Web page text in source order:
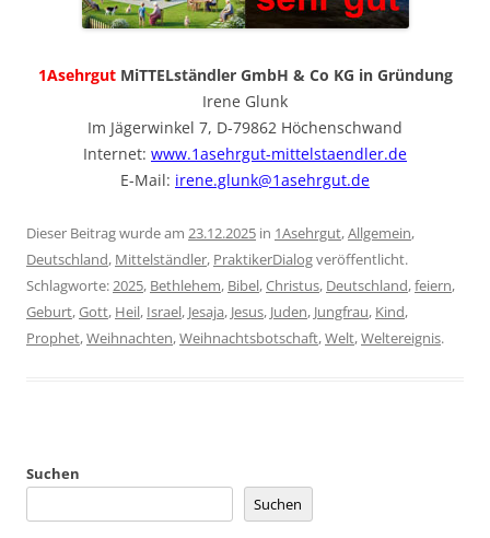
1AsehrgutMiTTELständler GmbH & Co KG in Gründung
Irene Glunk
Im Jägerwinkel 7, D-79862 Höchenschwand
Internet: www.1asehrgut-mittelstaendler.de
E-Mail: irene.glunk@1asehrgut.de
Dieser Beitrag wurde am 23.12.2025 in 1Asehrgut,Allgemein,
Deutschland, Mittelständler, PraktikerDialogveröffentlicht.
Schlagworte:2025, Bethlehem, Bibel,Christus, Deutschland,feiern,
Geburt,Gott, Heil, Israel, Jesaja, Jesus, Juden, Jungfrau, Kind,
Prophet,Weihnachten,Weihnachtsbotschaft,Welt,Weltereignis.
Suchen
Suchen